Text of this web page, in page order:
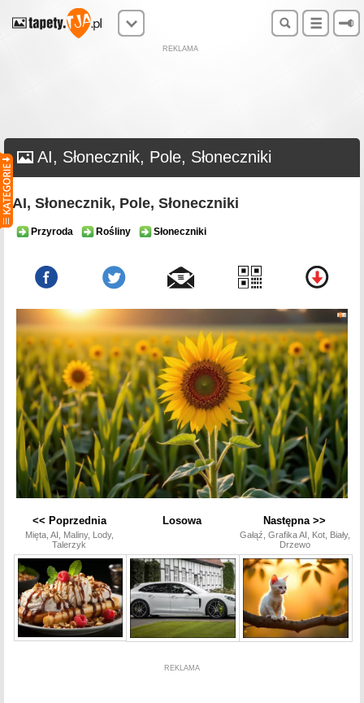
REKLAMA
AI, Słonecznik, Pole, Słoneczniki
AI, Słonecznik, Pole, Słoneczniki
Przyroda Rośliny Słoneczniki
<< Poprzednia
Mięta, AI, Maliny, Lody,
Talerzyk
Losowa Następna >>
Gałąź, Grafika AI, Kot, Biały,
Drzewo
REKLAMA